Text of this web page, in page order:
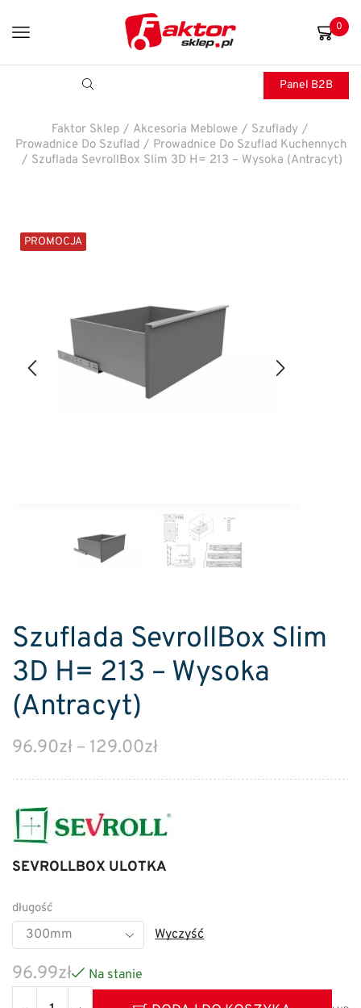
0
Panel B2B
Faktor Sklep / Akcesoria Meblowe / Szuflady /
Prowadnice Do Szuflad / Prowadnice Do Szuflad Kuchennych
/ Szuflada SevrollBox Slim 3D H= 213 – Wysoka (Antracyt)
PROMOCJA
Szuflada SevrollBox Slim
3D H= 213 – Wysoka
(Antracyt)
96.90zł – 129.00zł
SEVROLLBOX ULOTKA
długość
Wyczyść
96.99zł Na stanie